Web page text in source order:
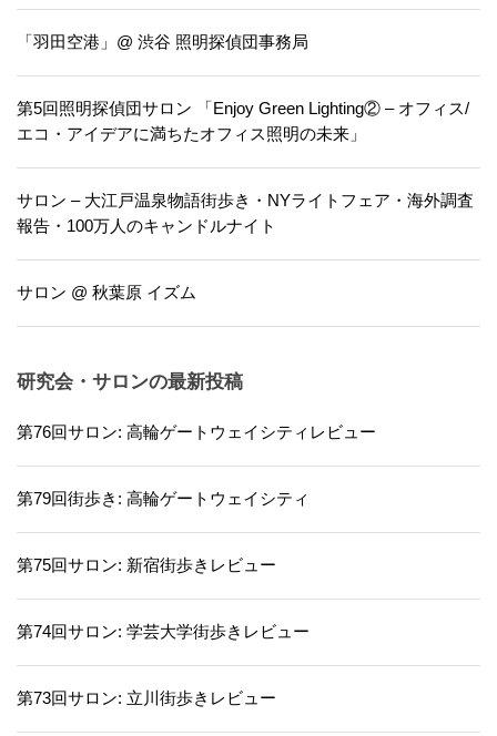
「羽田空港」@ 渋谷 照明探偵団事務局
第5回照明探偵団サロン 「Enjoy Green Lighting② – オフィス/
エコ・アイデアに満ちたオフィス照明の未来」
サロン – 大江戸温泉物語街歩き・NYライトフェア・海外調査
報告・100万人のキャンドルナイト
サロン @ 秋葉原 イズム
研究会・サロンの最新投稿
第76回サロン: 高輪ゲートウェイシティレビュー
第79回街歩き: 高輪ゲートウェイシティ
第75回サロン: 新宿街歩きレビュー
第74回サロン: 学芸大学街歩きレビュー
第73回サロン: 立川街歩きレビュー